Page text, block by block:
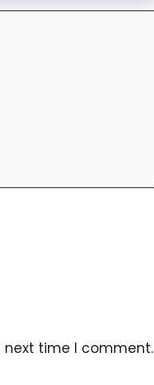
next time I comment.